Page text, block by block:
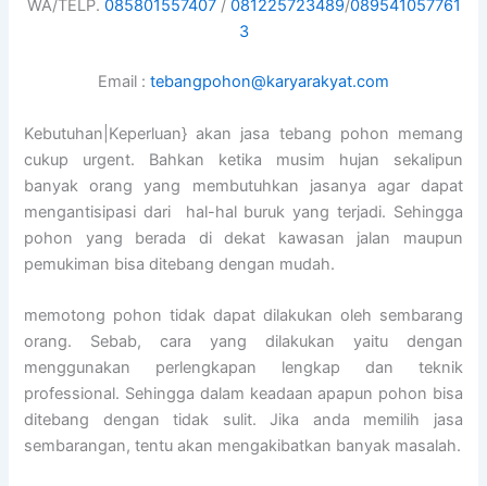
WA/TELP. 085801557407/ 081225723489/089541057761
3
Email : tebangpohon@karyarakyat.com
Kebutuhan|Keperluan} akan jasa tebang pohon memang
cukup urgent. Bahkan ketika musim hujan sekalipun
banyak orang yang membutuhkan jasanya agar dapat
mengantisipasi dari hal-hal buruk yang terjadi. Sehingga
pohon yang berada di dekat kawasan jalan maupun
pemukiman bisa ditebang dengan mudah.
memotong pohon tidak dapat dilakukan oleh sembarang
orang. Sebab, cara yang dilakukan yaitu dengan
menggunakan perlengkapan lengkap dan teknik
professional. Sehingga dalam keadaan apapun pohon bisa
ditebang dengan tidak sulit. Jika anda memilih jasa
sembarangan, tentu akan mengakibatkan banyak masalah.